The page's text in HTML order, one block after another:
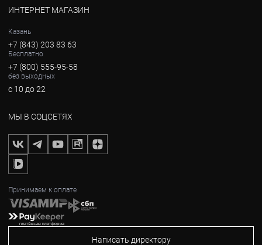
ИНТЕРНЕТ МАГАЗИН
Казань
+7 (843) 203 83 63
Бесплатно
+7 (800) 555-95-58
без выходных
с 10 до 22
МЫ В СОЦСЕТЯХ
Принимаем к оплате
Написать директору